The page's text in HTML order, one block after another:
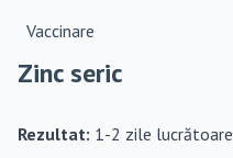
Vaccinare
Zinc seric
Rezultat: 1-2 zile lucrătoare